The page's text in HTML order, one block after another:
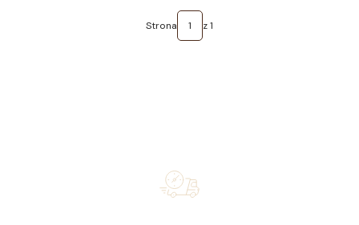
Strona z 1